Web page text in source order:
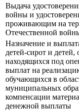
Выдача
войны и
проживающим на
Отечественной
Назначение и
детей-сирот и детей,
находящихся под
выплат на
обучающихся в
муниципальных
компенсации
денежной выплаты